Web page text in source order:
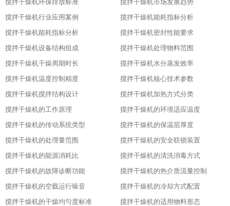
搅拌干燥机环保排放标准
搅拌干燥机市场发展趋势
搅拌干燥机行业应用案例
搅拌干燥机能耗指标分析
搅拌干燥机能耗指标分析
搅拌干燥机密封性能要求
搅拌干燥机设备结构组成
搅拌干燥机处理物料范围
搅拌干燥机干燥周期时长
搅拌干燥机水分蒸发效率
搅拌干燥机温度控制精度
搅拌干燥机核心技术参数
搅拌干燥机搅拌结构设计
搅拌干燥机加热方式分类
搅拌干燥机的工作原理
搅拌干燥机的环境适应温度
搅拌干燥机的传动系统类型
搅拌干燥机的保温层厚度
搅拌干燥机的处理量范围
搅拌干燥机的安全联锁装置
搅拌干燥机的能源消耗比
搅拌干燥机的清洗消毒方式
搅拌干燥机的故障诊断功能
搅拌干燥机的热介质流量控制
搅拌干燥机的空载运行噪音
搅拌干燥机的冷却方式配置
搅拌干燥机的干燥均匀度标准
搅拌干燥机的适用物料形态